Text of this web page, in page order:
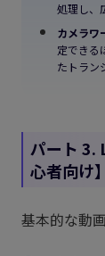
処理し、
カメラワ
定できる
たトラン
パート 3.
心者向け】
基本的な動